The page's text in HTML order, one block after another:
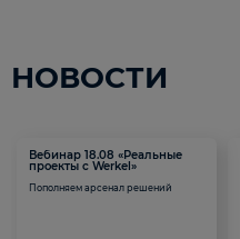
НОВОСТИ
Вебинар 18.08 «Реальные
проекты с Werkel»
Пополняем арсенал решений